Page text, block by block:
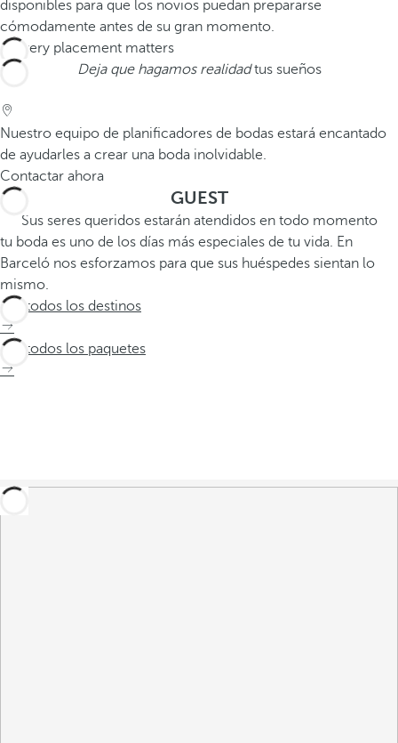
disponibles para que los novios puedan prepararse
cómodamente antes de su gran momento.
Deja que hagamos realidadtus sueños
Nuestro equipo de planificadores de bodas estará encantado
de ayudarles a crear una boda inolvidable.
Contactar ahora
GUEST
Sus seres queridos estarán atendidos en todo momento
tu boda es uno de los días más especiales de tu vida. En
Barceló nos esforzamos para que sus huéspedes sientan lo
mismo.
Ver todos los destinos
Ver todos los paquetes